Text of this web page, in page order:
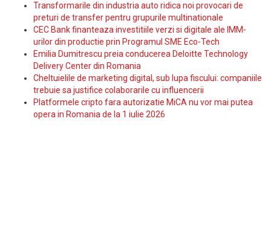
Transformarile din industria auto ridica noi provocari de
preturi de transfer pentru grupurile multinationale
CEC Bank finanteaza investitiile verzi si digitale ale IMM-
urilor din productie prin Programul SME Eco-Tech
Emilia Dumitrescu preia conducerea Deloitte Technology
Delivery Center din Romania
Cheltuielile de marketing digital, sub lupa fiscului: companiile
trebuie sa justifice colaborarile cu influencerii
Platformele cripto fara autorizatie MiCA nu vor mai putea
opera in Romania de la 1 iulie 2026